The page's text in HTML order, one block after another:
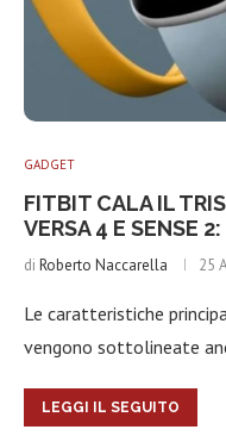
GADGET
FITBIT CALA IL
VERSA 4 E SENSE
di Roberto Naccarella 25
Le caratteristiche
vengono sottolineate
LEGGI IL SEGUITO